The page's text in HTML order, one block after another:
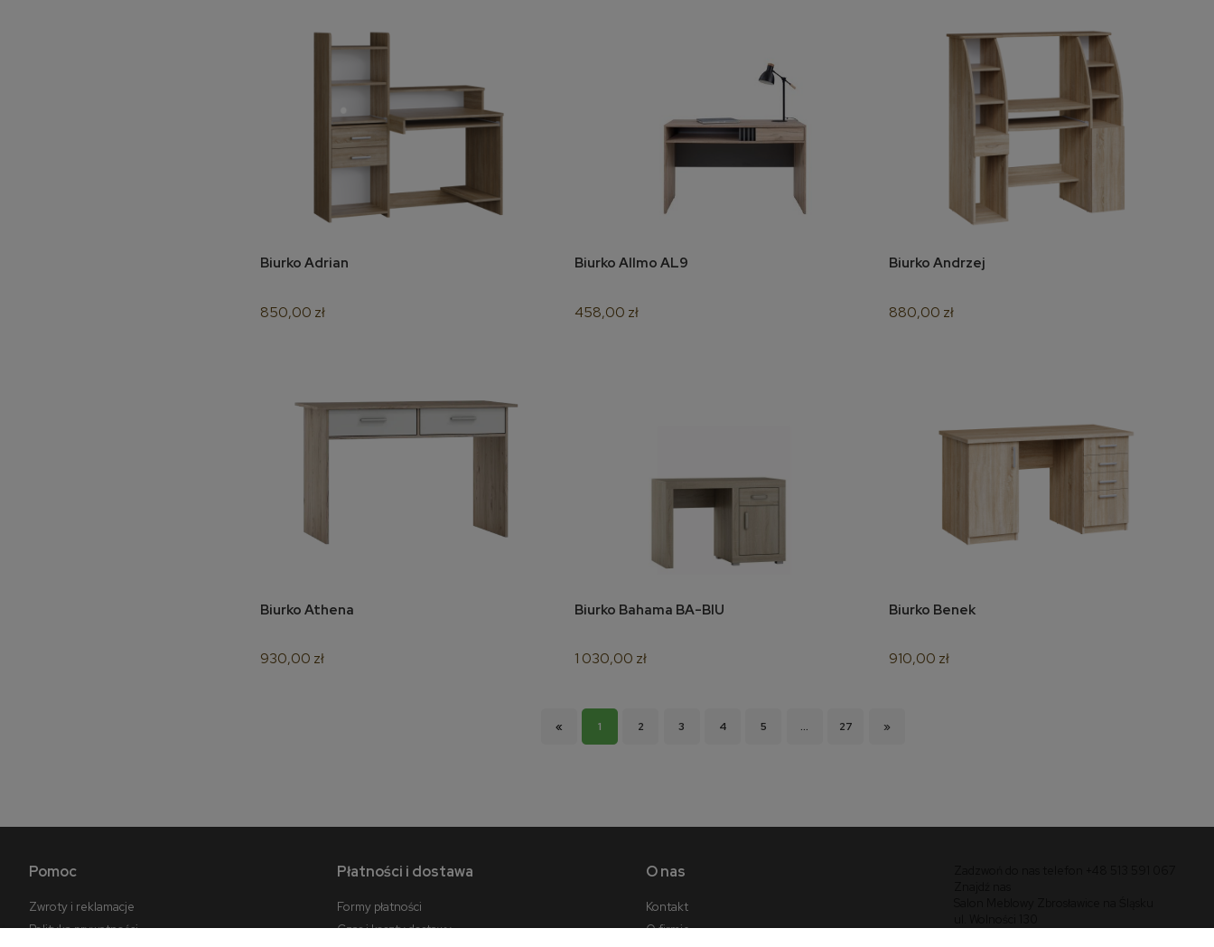
Biurko Adrian
850,00 zł
Biurko Allmo AL9
458,00 zł
Biurko Andrzej
880,00 zł
Biurko Athena
930,00 zł
do koszyka
Biurko Bahama BA-BIU
1 030,00 zł
Biurko Benek
910,00 zł
« 1 2 3 4 5 ... 27 »
Pomoc
Zwroty i reklamacje
Polityka prywatności
Płatności i dostawa
Formy płatności
Czas i koszty dostawy
O nas
Kontakt
O firmie